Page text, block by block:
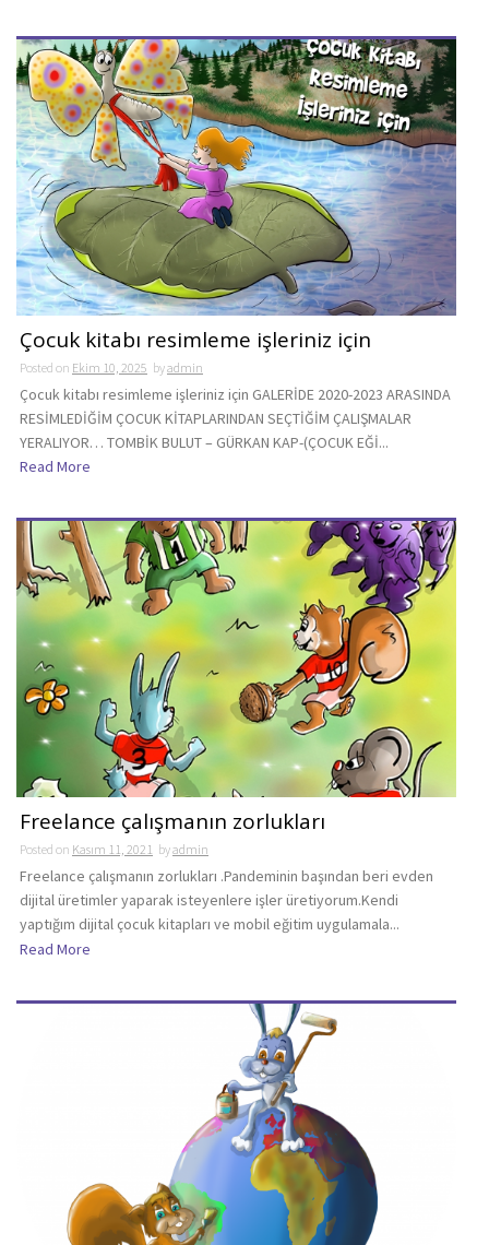
Çocuk kitabı resimleme işleriniz için
Posted on Ekim 10, 2025 byadmin
Çocuk kitabı resimleme işleriniz için GALERİDE 2020-2023 ARASINDA
RESİMLEDİĞİM ÇOCUK KİTAPLARINDAN SEÇTİĞİM ÇALIŞMALAR
YERALIYOR… TOMBİK BULUT – GÜRKAN KAP-(ÇOCUK EĞİ...
Read More
Freelance çalışmanın zorlukları
Posted on Kasım 11, 2021 byadmin
Freelance çalışmanın zorlukları .Pandeminin başından beri evden
dijital üretimler yaparak isteyenlere işler üretiyorum.Kendi
yaptığım dijital çocuk kitapları ve mobil eğitim uygulamala...
Read More